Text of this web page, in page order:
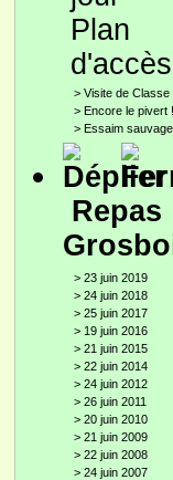
Plan
d'accès
> Visite de Classe
> Encore le pivert !
> Essaim sauvage
Repas
> 23 juin 2019
> 24 juin 2018
> 25 juin 2017
> 19 juin 2016
> 21 juin 2015
> 22 juin 2014
> 24 juin 2012
> 26 juin 2011
> 20 juin 2010
> 21 juin 2009
> 22 juin 2008
> 24 juin 2007